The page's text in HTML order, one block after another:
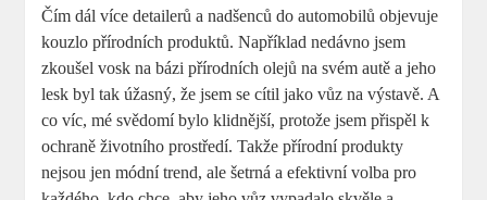
Čím dál více detailerů a nadšenců do automobilů objevuje
kouzlo přírodních produktů. Například nedávno jsem
zkoušel vosk na bázi přírodních olejů na svém autě a jeho
lesk byl tak úžasný, že jsem se cítil jako vůz na výstavě. A
co víc, mé svědomí bylo klidnější, protože jsem přispěl k
ochraně životního prostředí. Takže přírodní produkty
nejsou jen módní trend, ale šetrná a efektivní volba pro